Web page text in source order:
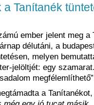
Tanítanék
ember jelent meg a
délutáni, a
melyen
jelöltjét: egy
a